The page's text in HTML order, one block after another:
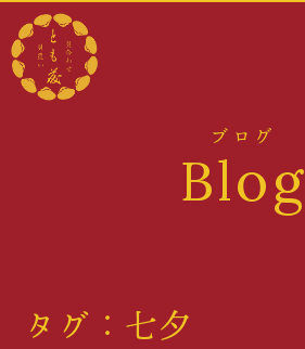
ブログ
Blog
タグ：七夕